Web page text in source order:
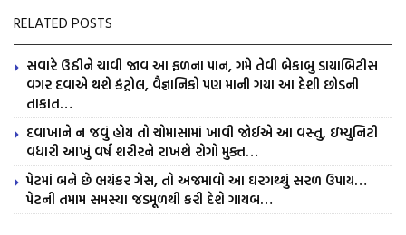
RELATED POSTS
સવારે ઉઠીને ચાવી જાવ આ ફળના પાન, ગમે તેવી બેકાબુ ડાયાબિટીસ
વગર દવાએ થશે કંટ્રોલ, વૈજ્ઞાનિકો પણ માની ગયા આ દેશી છોડની
તાકાત…
દવાખાને ન જવું હોય તો ચોમાસામાં ખાવી જોઈએ આ વસ્તુ, ઇમ્યુનિટી
વધારી આખું વર્ષ શરીરને રાખશે રોગો મુક્ત…
પેટમાં બને છે ભયંકર ગેસ, તો અજમાવો આ ઘરગથ્થું સરળ ઉપાય…
પેટની તમામ સમસ્યા જડમૂળથી કરી દેશે ગાયબ…